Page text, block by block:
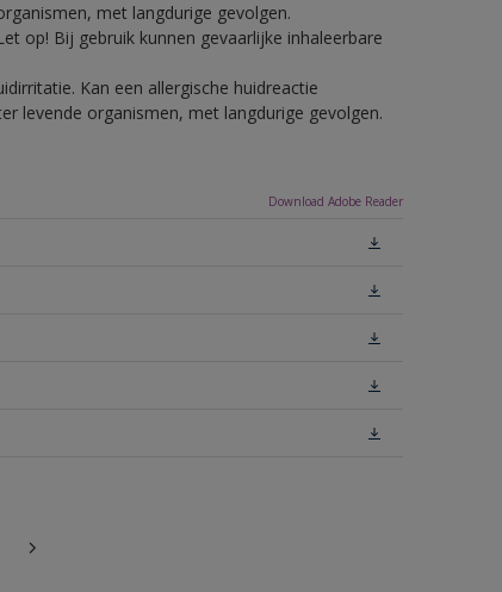
met langdurige gevolgen.
op! Bij gebruik kunnen gevaarlijke inhaleerbare
Kan een allergische huidreactie
levende organismen, met langdurige gevolgen.
Download Adobe Reader